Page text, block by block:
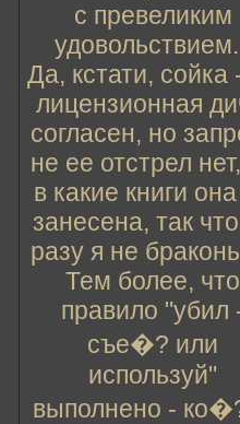
с превеликим
Да, кстати, сойка
лицензионная
согласен, но
не ее отстрел
в какие книги
занесена, так
разу я не
Тем более, что
правило "убил
съе�? или
используй"
выполнено -